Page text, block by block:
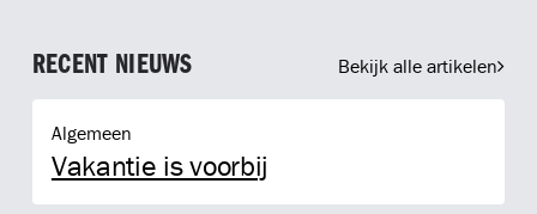
RECENT NIEUWS
Bekijk alle artikelen
Vakantie is voorbij
Algemeen